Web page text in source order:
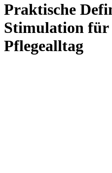
Praktische
Stimulation für
Pflegealltag